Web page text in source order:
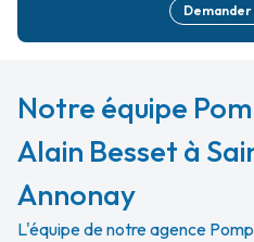
Demander
Notre équipe
Alain Besset à
Annonay
L'équipe de notre agence